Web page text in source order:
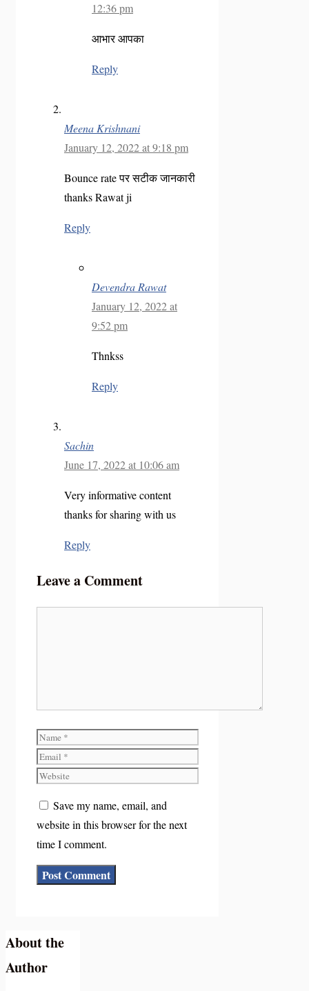
12:36 pm
आभार आपका
Reply
Meena Krishnani
January 12, 2022 at 9:18 pm
Bounce rate पर सटीक जानकारी
thanks Rawat ji
Reply
Devendra Rawat
January 12, 2022 at
9:52 pm
Thnkss
Reply
Sachin
June 17, 2022 at 10:06 am
Very informative content
thanks for sharing with us
Reply
Leave a Comment
Name
Email
Website
Save my name, email, and
website in this browser for the next
time I comment.
About the
Author